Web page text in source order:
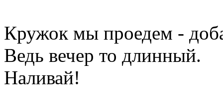
Кружок мы проедем -
Ведь вечер то длинный.
Наливай!